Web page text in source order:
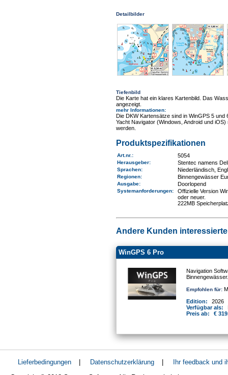
Detailbilder
Tiefenbild
Die Karte hat ein klares Kartenbild. Das
angezeigt.
mehr Informationen:
Die DKW Kartensätze sind in WinGPS 5
Yacht Navigator (Windows, Android und
werden.
Produktspezifikationen
Art.nr. : 5054
Herausgeber: Stentec namens
Sprachen: Niederländisch,
Regionen: Binnengewässer
Ausgabe: Doorlopend
Systemanforderungen:
Offizielle Version
oder neuer.
222MB
Andere Kunden
WinGPS 6 Pro
Navigation
Binnengewässer.
Empfohlen für:
Edition:
2026
Verfügbar als:
Preis ab:
€
Lieferbedingungen | Datenschutzerklärung |
Ihr feedback und